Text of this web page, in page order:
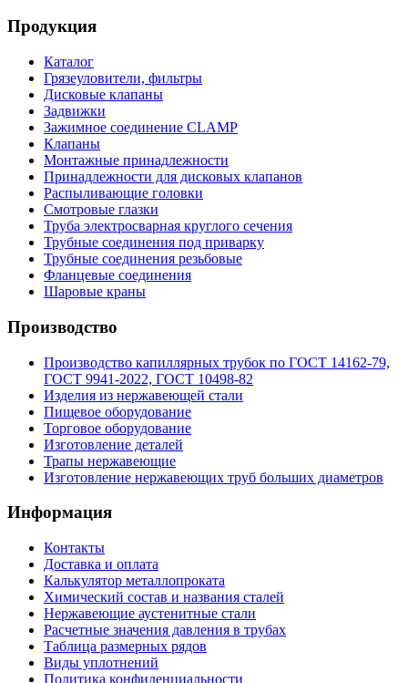
Продукция
Каталог
Грязеуловители, фильтры
Дисковые клапаны
Задвижки
Зажимное соединение CLAMP
Клапаны
Монтажные принадлежности
Принадлежности для дисковых клапанов
Распыливающие головки
Смотровые глазки
Труба электросварная круглого сечения
Трубные соединения под приварку
Трубные соединения резьбовые
Фланцевые соединения
Шаровые краны
Производство
Производство капиллярных трубок по ГОСТ 14162-79,
ГОСТ 9941-2022, ГОСТ 10498-82
Изделия из нержавеющей стали
Пищевое оборудование
Торговое оборудование
Изготовление деталей
Трапы нержавеющие
Изготовление нержавеющих труб больших диаметров
Информация
Контакты
Доставка и оплата
Калькулятор металлопроката
Химический состав и названия сталей
Нержавеющие аустенитные стали
Расчетные значения давления в трубах
Таблица размерных рядов
Виды уплотнений
Политика конфиденциальности